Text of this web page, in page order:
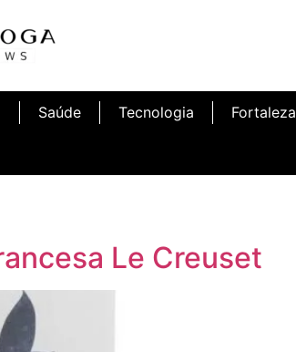
Saúde Tecnologia Fortaleza
Le Creuset